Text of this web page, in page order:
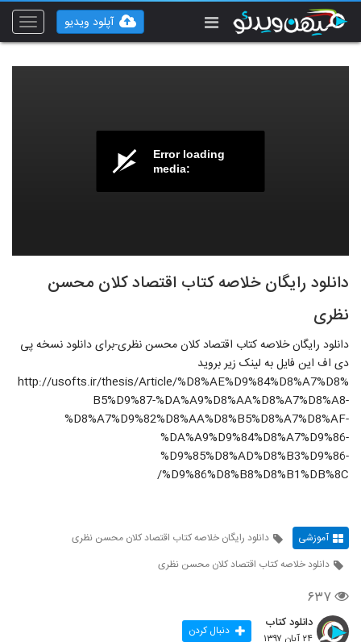
Toggle
آپلود ویدیو
Error loading
media:
دانلود رایگان خلاصه کتاب اقتصاد کلان محسن
نظری
دانلود رایگان خلاصه کتاب اقتصاد کلان محسن نظری-برای دانلود نسخه پی
دی اف این فایل به لینک زیر بروید
http://usofts.ir/thesis/Article/%D8%AE%D9%84%D8%A7%D8%
B5%D9%87-%DA%A9%D8%AA%D8%A7%D8%A8-
%D8%A7%D9%82%D8%AA%D8%B5%D8%A7%D8%AF-
%DA%A9%D9%84%D8%A7%D9%86-
%D9%85%D8%AD%D8%B3%D9%86-
%D9%86%D8%B8%D8%B1%DB%8C/
آموزشی
دانلود رایگان خلاصه کتاب اقتصاد کلان محسن نظری
دانلود خلاصه کتاب اقتصاد کلان محسن نظری
۶۳۷
دانلود کتاب دنبال کردن